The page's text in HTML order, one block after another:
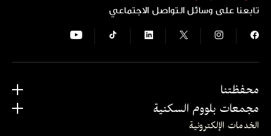
تابعنا على وسائل التواصل الاجتماعي
محفظتنا
مجمعات بلووم السكنية
الخدمات الإلكترونية